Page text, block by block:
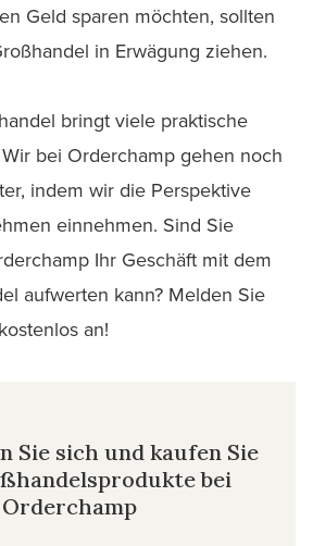
Geld sparen möchten, sollten
in Erwägung ziehen.
bringt viele praktische
bei Orderchamp gehen noch
indem wir die Perspektive
einnehmen. Sind Sie
Ihr Geschäft mit dem
aufwerten kann? Melden Sie
an!
Sie sich und kaufen Sie
bei
Orderchamp